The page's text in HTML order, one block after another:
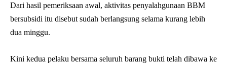
Dari hasil pemeriksaan awal, aktivitas penyalahgunaan BBM
bersubsidi itu disebut sudah berlangsung selama kurang lebih
dua minggu.
Kini kedua pelaku bersama seluruh barang bukti telah dibawa ke